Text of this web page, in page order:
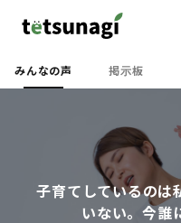
みんなの声 掲示板
子育てしているのは
いない。今誰